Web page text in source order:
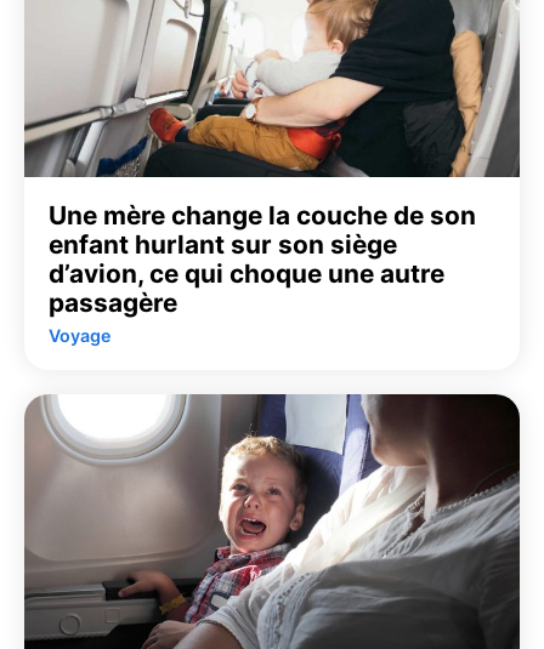
Une mère change la couche de son
enfant hurlant sur son siège
d’avion, ce qui choque une autre
passagère
Voyage